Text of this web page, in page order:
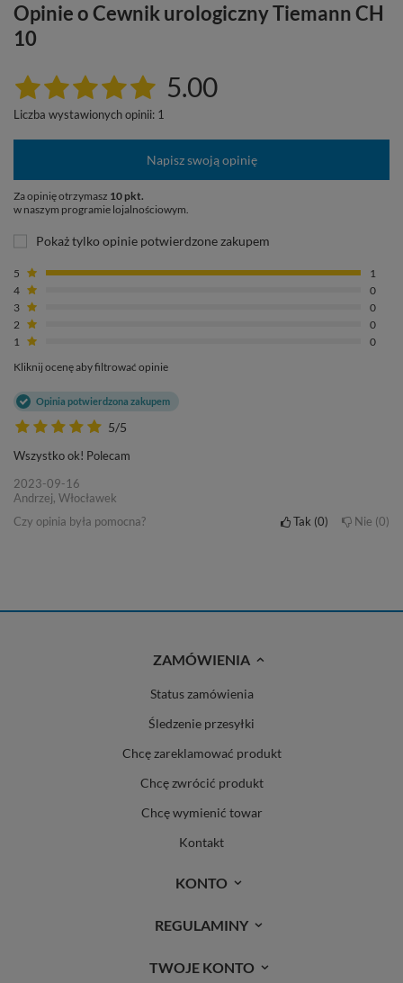
Opinie o Cewnik urologiczny Tiemann CH
10
5.00
Liczba wystawionych opinii: 1
Napisz swoją opinię
Za opinię otrzymasz 10 pkt.
w naszym programie lojalnościowym.
Pokaż tylko opinie potwierdzone zakupem
5
1
4
0
3
0
2
0
1
0
Kliknij ocenę aby filtrować opinie
5/5
Opinia potwierdzona zakupem
Wszystko ok! Polecam
2023-09-16
Andrzej, Włocławek
Czy opinia była pomocna?
Tak 0 Nie 0
ZAMÓWIENIA
Status zamówienia
Śledzenie przesyłki
Chcę zareklamować produkt
Chcę zwrócić produkt
Chcę wymienić towar
Kontakt
KONTO
REGULAMINY
TWOJE KONTO